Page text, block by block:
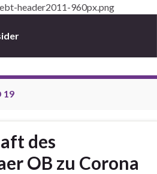
19
des
OB zu Corona